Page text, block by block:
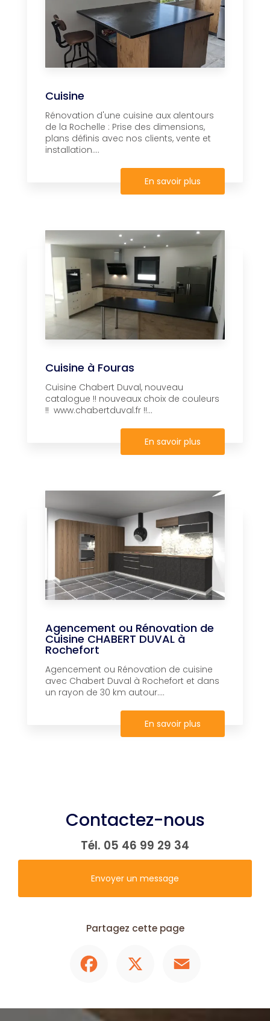
Cuisine
Rénovation d'une cuisine aux alentours
de la Rochelle : Prise des dimensions,
plans définis avec nos clients, vente et
installation....
En savoir plus
Cuisine à Fouras
Cuisine Chabert Duval, nouveau
catalogue !! nouveaux choix de couleurs
!! www.chabertduval.fr !!...
En savoir plus
Agencement ou Rénovation de
Cuisine CHABERT DUVAL à
Rochefort
Agencement ou Rénovation de cuisine
avec Chabert Duval à Rochefort et dans
un rayon de 30 km autour....
En savoir plus
Contactez-nous
Tél. 05 46 99 29 34
Envoyer un message
Partagez cette page